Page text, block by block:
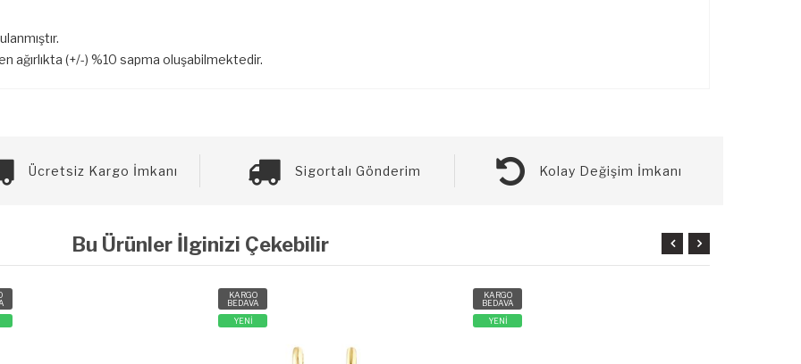
ağırlıkta (+/-) %10 sapma oluşabilmektedir.
Ücretsiz Kargo İmkanı Sigortalı Gönderim Kolay Değişim İmkanı
Bu Ürünler İlginizi Çekebilir
KARGO
BEDAVA
YENİ
KARGO
BEDAVA
YENİ